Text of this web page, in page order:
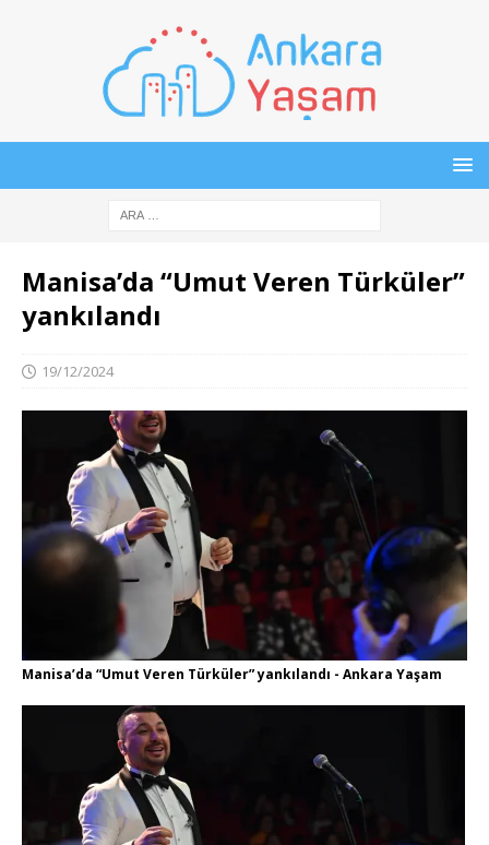
Manisa’da “Umut Veren Türküler”
yankılandı
19/12/2024
Manisa’da “Umut Veren Türküler” yankılandı - Ankara Yaşam